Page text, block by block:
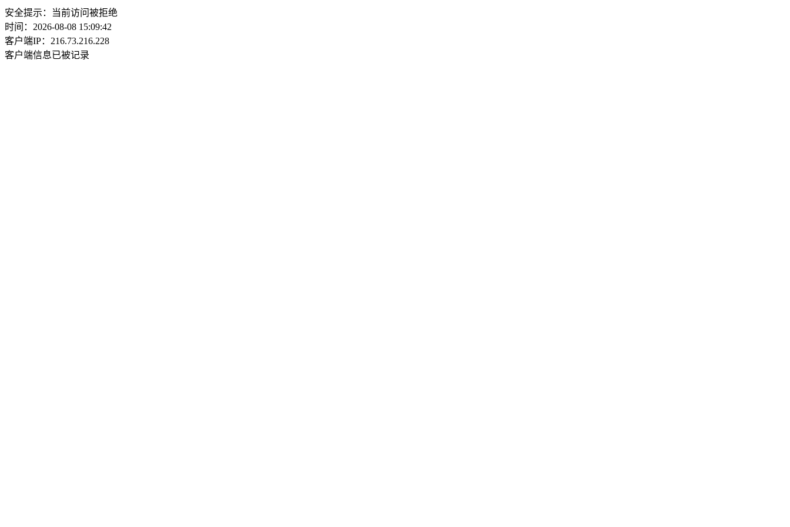
安全提示：当前访问被拒绝
时间：2026-08-08 15:09:42
客户端IP：216.73.216.228
客户端信息已被记录